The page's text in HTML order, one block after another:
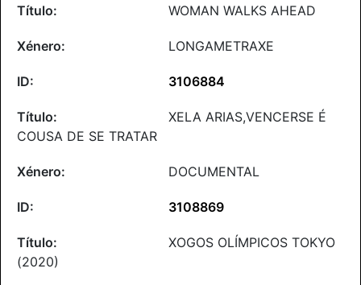
WOMAN WALKS AHEAD
LONGAMETRAXE
3106884
XELA ARIAS,VENCERSE É
COUSA DE SE TRATAR
DOCUMENTAL
3108869
XOGOS OLÍMPICOS TOKYO
(2020)